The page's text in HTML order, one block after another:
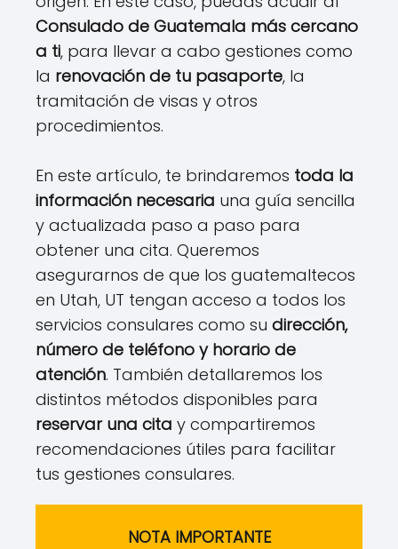
Consulado de Guatemala más cercano
a ti, para llevar a cabo gestiones como
la renovación de tu pasaporte, la
tramitación de visas y otros
procedimientos.
En este artículo, te brindaremos toda la
información necesaria una guía sencilla
y actualizada paso a paso para
obtener una cita. Queremos
asegurarnos de que los guatemaltecos
en Utah, UT tengan acceso a todos los
servicios consulares como su dirección,
número de teléfono y horario de
atención. También detallaremos los
distintos métodos disponibles para
reservar una cita y compartiremos
recomendaciones útiles para facilitar
tus gestiones consulares.
NOTA IMPORTANTE